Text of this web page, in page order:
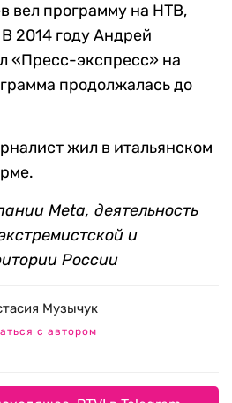
вел программу на НТВ,
2014 году Андрей
«Пресс-экспресс» на
продолжалась до
жил в итальянском
Meta, деятельность
и
России
Музычук
с автором